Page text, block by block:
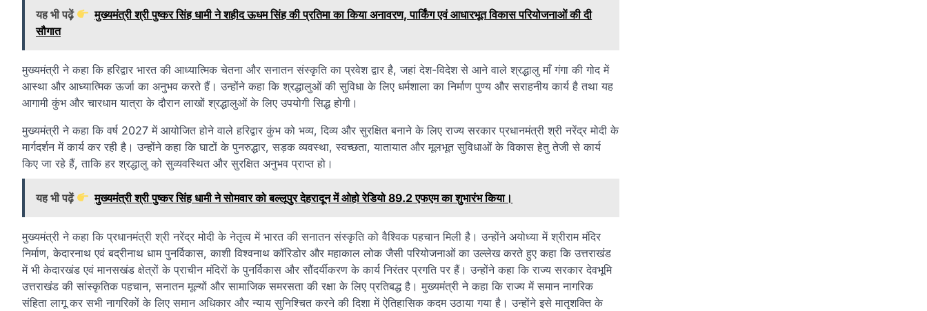
यह भी पढ़ें
मुख्यमंत्री श्री पुष्कर सिंह धामी ने शहीद ऊधम सिंह की प्रतिमा का किया अनावरण, पार्किंग एवं आधारभूत विकास परियोजनाओं की दी
सौगात
मुख्यमंत्री ने कहा कि हरिद्वार भारत की आध्यात्मिक चेतना और सनातन संस्कृति का प्रवेश द्वार है, जहां देश-विदेश से आने वाले श्रद्धालु माँ गंगा की गोद में
आस्था और आध्यात्मिक ऊर्जा का अनुभव करते हैं। उन्होंने कहा कि श्रद्धालुओं की सुविधा के लिए धर्मशाला का निर्माण पुण्य और सराहनीय कार्य है तथा यह
आगामी कुंभ और चारधाम यात्रा के दौरान लाखों श्रद्धालुओं के लिए उपयोगी सिद्ध होगी।
मुख्यमंत्री ने कहा कि वर्ष 2027 में आयोजित होने वाले हरिद्वार कुंभ को भव्य, दिव्य और सुरक्षित बनाने के लिए राज्य सरकार प्रधानमंत्री श्री नरेंद्र मोदी के
मार्गदर्शन में कार्य कर रही है। उन्होंने कहा कि घाटों के पुनरुद्धार, सड़क व्यवस्था, स्वच्छता, यातायात और मूलभूत सुविधाओं के विकास हेतु तेजी से कार्य
किए जा रहे हैं, ताकि हर श्रद्धालु को सुव्यवस्थित और सुरक्षित अनुभव प्राप्त हो।
यह भी पढ़ें मुख्यमंत्री श्री पुष्कर सिंह धामी ने सोमवार को बल्लूपुर देहरादून में ओहो रेडियो 89.2 एफएम का शुभारंभ किया।
मुख्यमंत्री ने कहा कि प्रधानमंत्री श्री नरेंद्र मोदी के नेतृत्व में भारत की सनातन संस्कृति को वैश्विक पहचान मिली है। उन्होंने अयोध्या में श्रीराम मंदिर
निर्माण, केदारनाथ एवं बद्रीनाथ धाम पुनर्विकास, काशी विश्वनाथ कॉरिडोर और महाकाल लोक जैसी परियोजनाओं का उल्लेख करते हुए कहा कि उत्तराखंड
में भी केदारखंड एवं मानसखंड क्षेत्रों के प्राचीन मंदिरों के पुनर्विकास और सौंदर्यीकरण के कार्य निरंतर प्रगति पर हैं। उन्होंने कहा कि राज्य सरकार देवभूमि
उत्तराखंड की सांस्कृतिक पहचान, सनातन मूल्यों और सामाजिक समरसता की रक्षा के लिए प्रतिबद्ध है। मुख्यमंत्री ने कहा कि राज्य में समान नागरिक
संहिता लागू कर सभी नागरिकों के लिए समान अधिकार और न्याय सुनिश्चित करने की दिशा में ऐतिहासिक कदम उठाया गया है। उन्होंने इसे मातृशक्ति के